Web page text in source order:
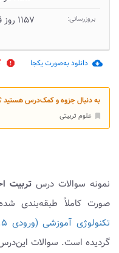
بروزرسانی: ۱۱۵۷ روز قبل
cloud_download دانلود به‌صورت یکجا report
به دنبال جزوه و کمک‌درس هستید
علوم تربیتی
نمونه سوالات درس تربیت
صورت کاملاً طبقه‌بندی
تکنولوژی آموزشی (ورودی ۹۵ و بعد)
گردیده است. سوالات